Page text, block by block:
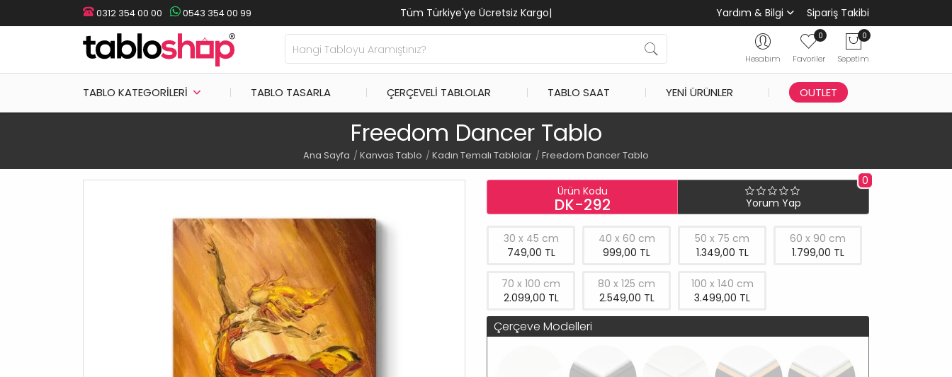
0312 354 00 00 0543 354 00 99 Tüm Türkiye'ye Ücretsiz Kargo| Yardım & Bilgi Sipariş Takibi
Hesabım
0
Favoriler
0
Sepetim
TABLO KATEGORILERI TABLO TASARLA ÇERÇEVELI TABLOLAR TABLO SAAT YENI ÜRÜNLER OUTLET
Freedom Dancer Tablo
Ana Sayfa Kanvas Tablo Kadın Temalı Tablolar Freedom Dancer Tablo
Ürün Kodu
DK-292
0
Yorum Yap
30 x 45 cm
749,00 TL
40 x 60 cm
999,00 TL
50 x 75 cm
1.349,00 TL
60 x 90 cm
1.799,00 TL
70 x 100 cm
2.099,00 TL
80 x 125 cm
2.549,00 TL
100 x 140 cm
3.499,00 TL
Çerçeve Modelleri